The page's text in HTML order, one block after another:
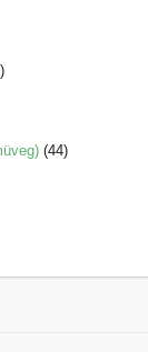
54
4444